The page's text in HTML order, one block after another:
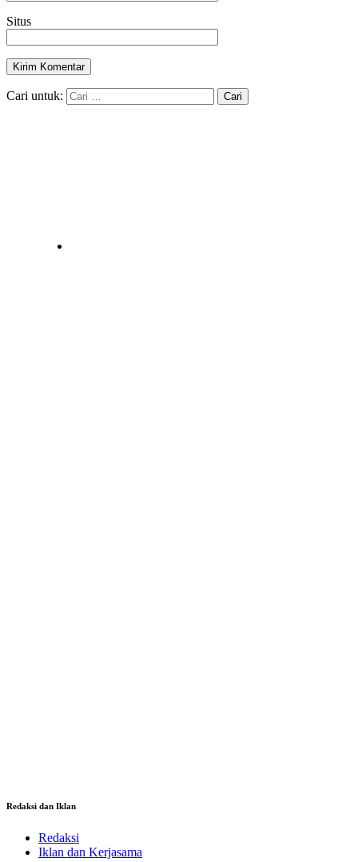
Situs
Cari untuk:
Redaksi dan Iklan
Redaksi
Iklan dan Kerjasama